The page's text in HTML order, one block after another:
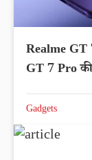
Realme
GT 7 Pro
Gadgets